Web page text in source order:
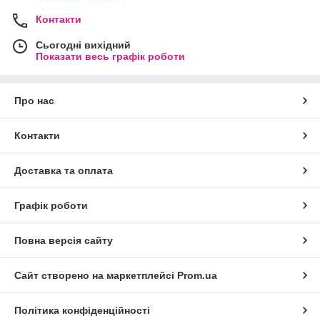
Контакти
Сьогодні вихідний
Показати весь графік роботи
Про нас
Контакти
Доставка та оплата
Графік роботи
Повна версія сайту
Сайт створено на маркетплейсі Prom.ua
Політика конфіденційності